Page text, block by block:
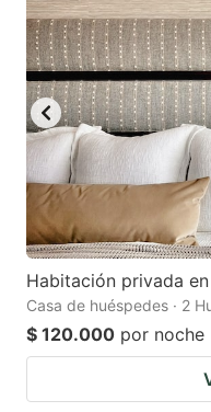
Habitación privada
Casa de huéspedes · 2
$ 120.000 por noche